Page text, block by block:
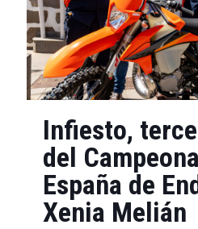
Infiesto,
del
España de
Xenia Melián